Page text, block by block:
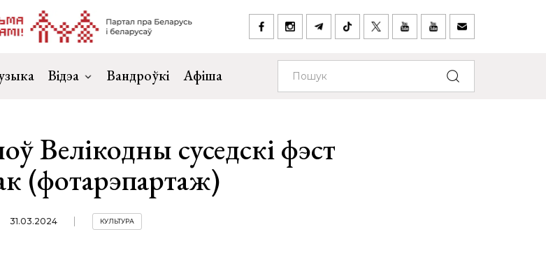
Відэа Вандроўкі Афіша
Велікодны суседскі фэст
(фотарэпартаж)
31.03.2024 КУЛЬТУРА